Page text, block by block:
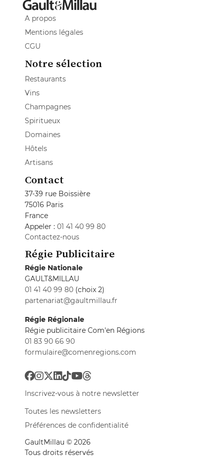
A propos
Mentions légales
CGU
Notre sélection
Restaurants
Vins
Champagnes
Spiritueux
Domaines
Hôtels
Artisans
Contact
37-39 rue Boissière
75016 Paris
France
Appeler : 01 41 40 99 80
Contactez-nous
Régie Publicitaire
Régie Nationale
GAULT&MILLAU
01 41 40 99 80 (choix 2)
partenariat@gaultmillau.fr
Régie Régionale
Régie publicitaire Com'en Régions
01 83 90 66 90
formulaire@comenregions.com
Inscrivez-vous à notre newsletter
Toutes les newsletters
Préférences de confidentialité
GaultMillau © 2026
Tous droits réservés